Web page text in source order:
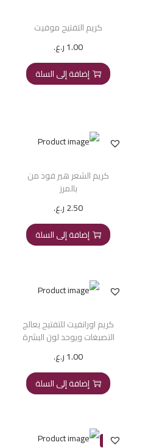
كريم التفتيح موفيت
1.00ر.ع.
إضافة إلى السلة
كريم الشعر هير فود من
بالمرز
2.50ر.ع.
إضافة إلى السلة
كريم اورانفيت للتفتيح يعالج
التصبغات ويوحد لون البشرة
1.00ر.ع.
إضافة إلى السلة
-17%